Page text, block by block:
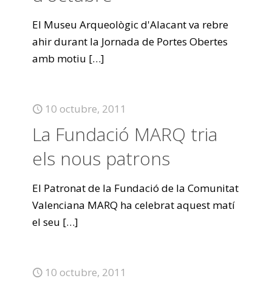
El Museu Arqueològic d'Alacant va rebre
ahir durant la Jornada de Portes Obertes
amb motiu […]
10 octubre, 2011
La Fundació MARQ tria
els nous patrons
El Patronat de la Fundació de la Comunitat
Valenciana MARQ ha celebrat aquest matí
el seu […]
10 octubre, 2011